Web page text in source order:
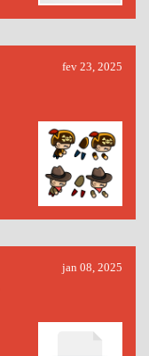
fev 23, 2025
jan 08, 2025